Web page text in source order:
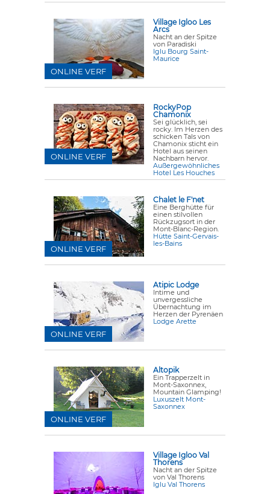
Village Igloo Les
Arcs
Nacht an der Spitze
von Paradiski
Iglu Bourg Saint-
Maurice
ONLINE VERF
RockyPop
Chamonix
Sei glücklich, sei
rocky. Im Herzen des
schicken Tals von
Chamonix sticht ein
Hotel aus seinen
Nachbarn hervor.
Außergewöhnliches
Hotel Les Houches
ONLINE VERF
Chalet le F'net
Eine Berghütte für
einen stilvollen
Rückzugsort in der
Mont-Blanc-Region.
Hütte Saint-Gervais-
les-Bains
ONLINE VERF
Atipic Lodge
Intime und
unvergessliche
Übernachtung im
Herzen der Pyrenäen
Lodge Arette
ONLINE VERF
Altopik
Ein Trapperzelt in
Mont-Saxonnex,
Mountain Glamping!
Luxuszelt Mont-
Saxonnex
ONLINE VERF
Village Igloo Val
Thorens
Nacht an der Spitze
von Val Thorens
Iglu Val Thorens